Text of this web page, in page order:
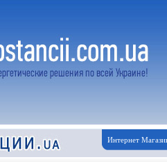
Интернет